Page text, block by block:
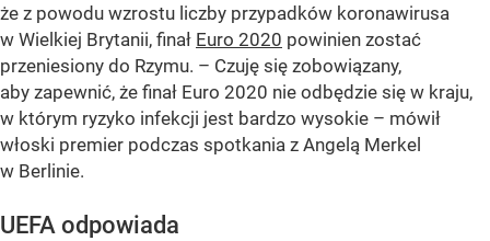
że z powodu wzrostu liczby przypadków koronawirusa
w Wielkiej Brytanii, finał Euro 2020 powinien zostać
przeniesiony do Rzymu. – Czuję się zobowiązany,
aby zapewnić, że finał Euro 2020 nie odbędzie się w kraju,
w którym ryzyko infekcji jest bardzo wysokie – mówił
włoski premier podczas spotkania z Angelą Merkel
w Berlinie.
UEFA odpowiada